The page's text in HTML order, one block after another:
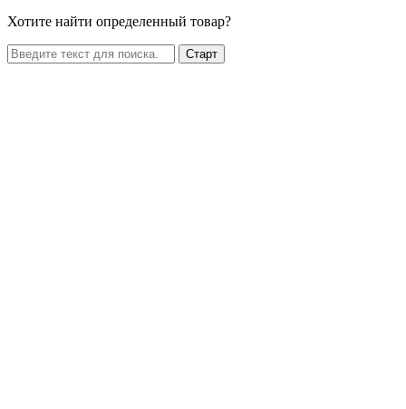
Хотите найти определенный товар?
Старт